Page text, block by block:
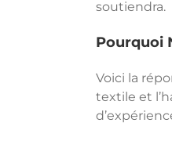
soutiendra.
Pourquoi
Voici la
textile et